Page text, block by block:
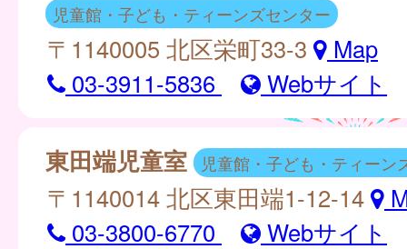
児童館・子ども・ティーンズセンター
〒1140005 北区栄町33-3
Map
03-3911-5836
Webサイト
東田端児童室 児童館・子ども・ティーン
〒1140014 北区東田端1-12-14
03-3800-6770
Webサイト